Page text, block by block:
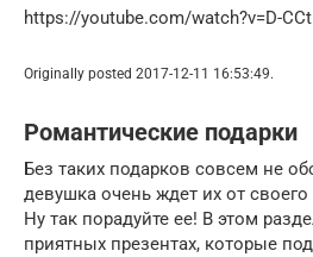
https://youtube.com/watch?v=D-
Originally posted 2017-12-11 16:53:49.
Романтические подарки
Без таких подарков совсем не
девушка очень ждет их от
Ну так порадуйте ее! В этом
приятных презентах, которые